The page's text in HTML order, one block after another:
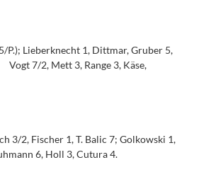
P.); Lieberknecht 1, Dittmar, Gruber 5,
7/2, Mett 3, Range 3, Käse,
3/2, Fischer 1, T. Balic 7; Golkowski 1,
6, Holl 3, Cutura 4.